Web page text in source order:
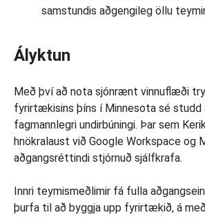
samstundis aðgengileg öllu
Ályktun
Með því að nota sjónrænt vinnuflæði
fyrirtækisins þíns í Minnesota sé studd
fagmannlegri undirbúningi. Þar sem
hnökralaust við Google Workspace og
aðgangsréttindi stjórnuð sjálfkrafa.
Innri teymismeðlimir fá fulla
þurfa til að byggja upp fyrirtækið, á